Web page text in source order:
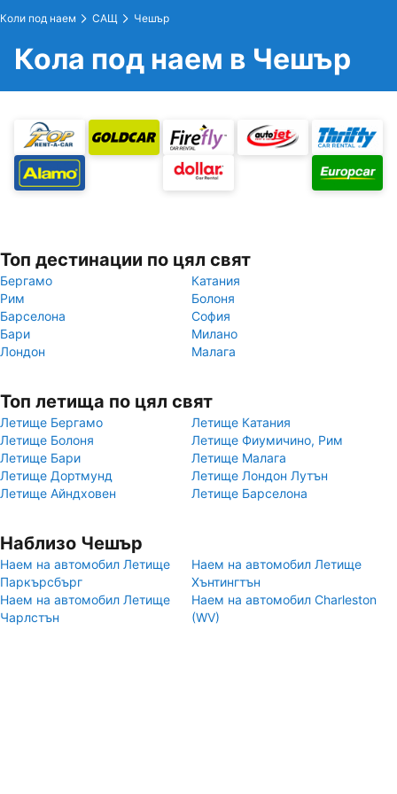
Коли под наем САЩ Чешър
Кола под наем в Чешър
Топ дестинации по цял свят
Бергамо
Катания
Рим
Болоня
Барселона
София
Бари
Милано
Лондон
Малага
Топ летища по цял свят
Летище Бергамо
Летище Катания
Летище Болоня
Летище Фиумичино, Рим
Летище Бари
Летище Малага
Летище Дортмунд
Летище Лондон Лутън
Летище Айндховен
Летище Барселона
Наблизо Чешър
Наем на автомобил Летище
Паркърсбърг
Наем на автомобил Летище
Хънтингтън
Наем на автомобил Летище
Чарлстън
Наем на автомобил Charleston
(WV)